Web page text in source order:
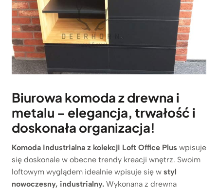
Biurowa komoda z drewna i
metalu – elegancja, trwałość i
doskonała organizacja!
Komoda industrialna z kolekcji Loft Office Plus wpisuje
się doskonale w obecne trendy kreacji wnętrz. Swoim
loftowym wyglądem idealnie wpisuje się w styl
nowoczesny, industrialny. Wykonana z drewna